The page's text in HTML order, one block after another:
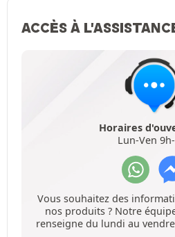
ACCÈS À
Horaires
Lun-Ven
Vous souhaitez des
nos produits ? Notre
renseigne du lundi au